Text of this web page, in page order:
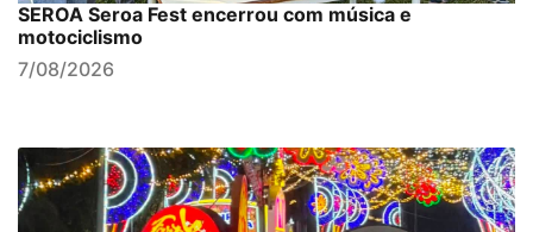
SEROA Seroa Fest encerrou com música e
motociclismo
7/08/2026